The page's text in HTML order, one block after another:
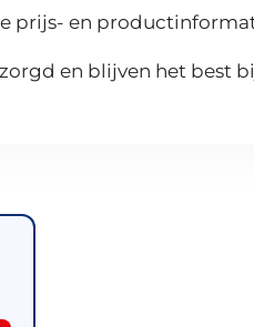
prijs- en
en blijven het best